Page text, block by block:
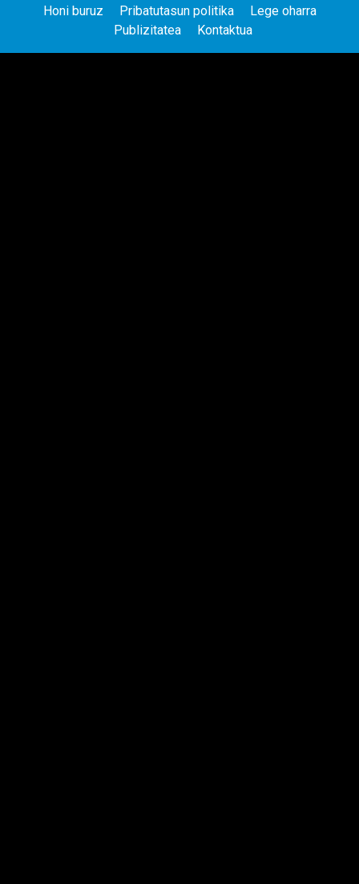
Honi buruz Pribatutasun politika
Lege oharra
Publizitatea
Kontaktua